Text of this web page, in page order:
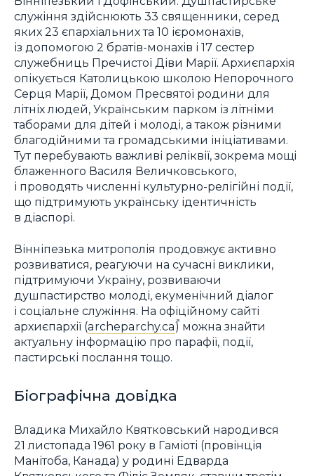
служіння здійснюють 33 священники, серед
яких 23 єпархіальних та 10 ієромонахів,
із допомогою 2 братів-монахів і 17 cестер
cлужебниць Пречистої Діви Марії. Архиєпархія
опікується Католицькою школою Непорочного
Серця Марії, Домом Пресвятої родини для
літніх людей, Українським парком із літніми
таборами для дітей і молоді, а також різними
благодійними та громадськими ініціативами.
Тут перебувають важливі реліквії, зокрема мощі
блаженного Василя Величковського,
і проводять численні культурно-релігійні події,
що підтримують українську ідентичність
в діаспорі.
Вінніпезька митрополія продовжує активно
розвиватися, реагуючи на сучасні виклики,
підтримуючи Україну, розвиваючи
душпастирство молоді, екуменічний діалог
і соціальне служіння. На офіційному сайті
архиєпархії (archeparchy.ca) можна знайти
актуальну інформацію про парафії, події,
пастирські послання тощо.
Біографічна довідка
Владика Михайло Квятковський народився
21 листопада 1961 року в Гаміоті (провінція
Манітоба, Канада) у родині Едварда